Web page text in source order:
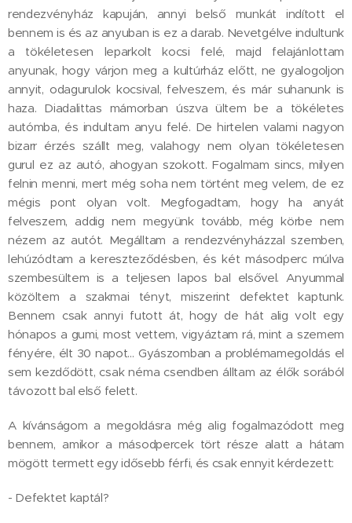
rendezvényház kapuján, annyi belső munkát indított el
bennem is és az anyuban is ez a darab. Nevetgélve indultunk
a tökéletesen leparkolt kocsi felé, majd felajánlottam
anyunak, hogy várjon meg a kultúrház előtt, ne gyalogoljon
annyit, odagurulok kocsival, felveszem, és már suhanunk is
haza. Diadalittas mámorban úszva ültem be a tökéletes
autómba, és indultam anyu felé. De hirtelen valami nagyon
bizarr érzés szállt meg, valahogy nem olyan tökéletesen
gurul ez az autó, ahogyan szokott. Fogalmam sincs, milyen
felnin menni, mert még soha nem történt meg velem, de ez
mégis pont olyan volt. Megfogadtam, hogy ha anyát
felveszem, addig nem megyünk tovább, még körbe nem
nézem az autót. Megálltam a rendezvényházzal szemben,
lehúzódtam a kereszteződésben, és két másodperc múlva
szembesültem is a teljesen lapos bal elsővel. Anyummal
közöltem a szakmai tényt, miszerint defektet kaptunk.
Bennem csak annyi futott át, hogy de hát alig volt egy
hónapos a gumi, most vettem, vigyáztam rá, mint a szemem
fényére, élt 30 napot… Gyászomban a problémamegoldás el
sem kezdődött, csak néma csendben álltam az élők sorából
távozott bal első felett.
A kívánságom a megoldásra még alig fogalmazódott meg
bennem, amikor a másodpercek tört része alatt a hátam
mögött termett egy idősebb férfi, és csak ennyit kérdezett:
- Defektet kaptál?